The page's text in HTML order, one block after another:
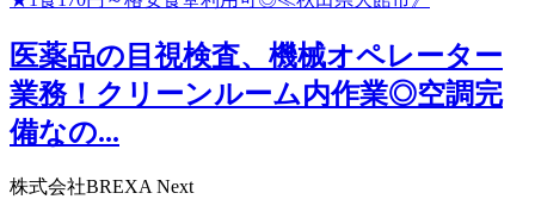
医薬品の目視検査、機械オペレーター
業務！クリーンルーム内作業◎空調完
備なの...
株式会社BREXA Next